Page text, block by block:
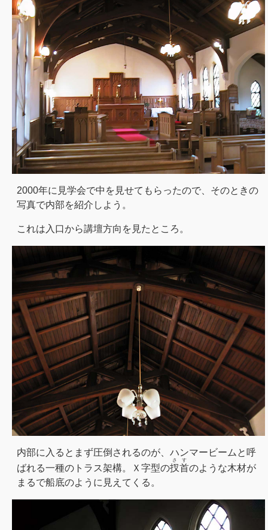
2000年に見学会で中を見せてもらったので、そのときの
写真で内部を紹介しよう。
これは入口から講壇方向を見たところ。
内部に入るとまず圧倒されるのが、ハンマービームと呼
ばれる一種のトラス架構。Ｘ字型の扠首
さす
のような木材が
まるで船底のように見えてくる。